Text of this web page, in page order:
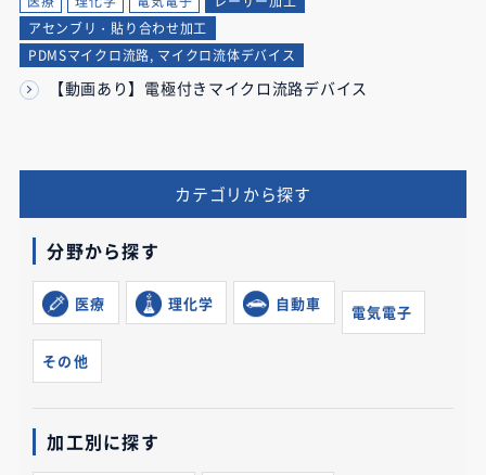
アセンブリ・貼り合わせ加工
PDMSマイクロ流路, マイクロ流体デバイス
【動画あり】電極付きマイクロ流路デバイス
カテゴリから探す
分野から探す
医療 理化学 自動車 電気電子
その他
加工別に探す